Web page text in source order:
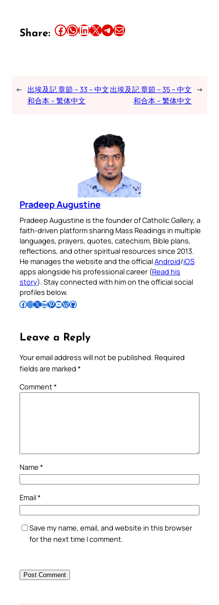
Share: Share this article on Facebook Share this article on WhatsApp Share this article on LinkedIn Share this article on X Share this article on TelegramEmail this Article
← 出埃及記 章節 – 33 – 中文
和合本 – 繁体中文
出埃及記 章節 – 35 – 中文
和合本 – 繁体中文
→
Pradeep Augustine
Pradeep Augustine is the founder of Catholic Gallery, a
faith-driven platform sharing Mass Readings in multiple
languages, prayers, quotes, catechism, Bible plans,
reflections, and other spiritual resources since 2013.
He manages the website and the officialAndroid/iOS
apps alongside his professional career (Read his
story). Stay connected with him on the official social
profiles below.
Follow Pradeep on Facebook Follow Pradeep on InstagramFollow Pradeep on X Follow Pradeep on LinkedIn Follow Pradeep on Pinterest Subscribe to Pradeep’s Youtube Channel Follow Pradeep on WordPress Follow Pradeep on GitHub
Leave a Reply
Your email address will not be published. Required
fields are marked *
Comment*
Name *
Email*
Save my name, email, and website in this browser
for the next time I comment.